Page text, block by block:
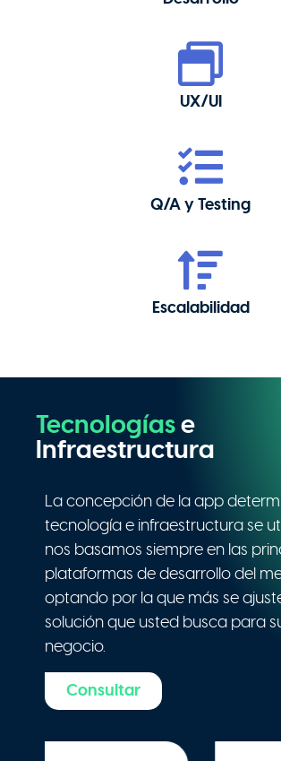
UX/UI
Q/A y Testing
Escalabilidad
Tecnologías e
Infraestructura
La concepción de la app
tecnología e infraestructura se
nos basamos siempre en las
plataformas de desarrollo del
optando por la que más se
solución que usted busca para
negocio.
Consultar